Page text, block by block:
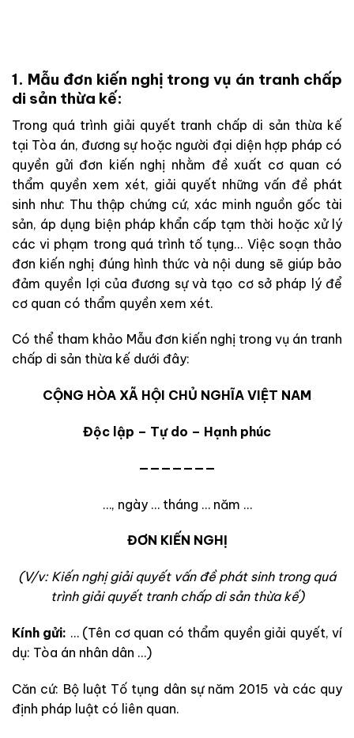
1. Mẫu đơn kiến nghị trong vụ án tranh chấp
di sản thừa kế:
Trong quá trình giải quyết tranh chấp di sản thừa kế
tại Tòa án, đương sự hoặc người đại diện hợp pháp có
quyền gửi đơn kiến nghị nhằm đề xuất cơ quan có
thẩm quyền xem xét, giải quyết những vấn đề phát
sinh như: Thu thập chứng cứ, xác minh nguồn gốc tài
sản, áp dụng biện pháp khẩn cấp tạm thời hoặc xử lý
các vi phạm trong quá trình tố tụng… Việc soạn thảo
đơn kiến nghị đúng hình thức và nội dung sẽ giúp bảo
đảm quyền lợi của đương sự và tạo cơ sở pháp lý để
cơ quan có thẩm quyền xem xét.
Có thể tham khảo Mẫu đơn kiến nghị trong vụ án tranh
chấp di sản thừa kế dưới đây:
CỘNG HÒA XÃ HỘI CHỦ NGHĨA VIỆT NAM
Độc lập – Tự do – Hạnh phúc
———————
…, ngày … tháng … năm …
ĐƠN KIẾN NGHỊ
(V/v: Kiến nghị giải quyết vấn đề phát sinh trong quá
trình giải quyết tranh chấp di sản thừa kế)
Kính gửi: … (Tên cơ quan có thẩm quyền giải quyết, ví
dụ: Tòa án nhân dân …)
Căn cứ: Bộ luật Tố tụng dân sự năm 2015 và các quy
định pháp luật có liên quan.